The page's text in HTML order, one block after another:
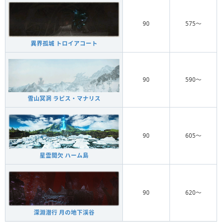
異界孤城 トロイアコート
90 575〜
雪山冥洞 ラピス・マナリス
90 590〜
星霊間欠 ハーム島
90 605〜
深淵潜行 月の地下渓谷
90 620〜